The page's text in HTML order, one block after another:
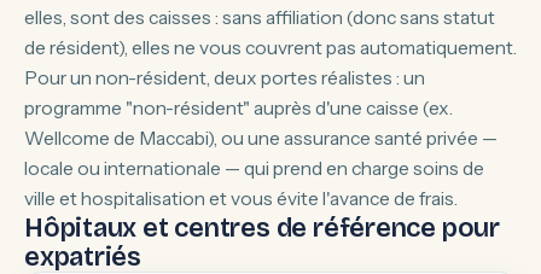
elles, sont des caisses : sans affiliation (donc sans statut
de résident), elles ne vous couvrent pas automatiquement.
Pour un non-résident, deux portes réalistes : un
programme "non-résident" auprès d'une caisse (ex.
Wellcome de Maccabi), ou une assurance santé privée —
locale ou internationale — qui prend en charge soins de
ville et hospitalisation et vous évite l'avance de frais.
Hôpitaux et centres de référence pour
expatriés